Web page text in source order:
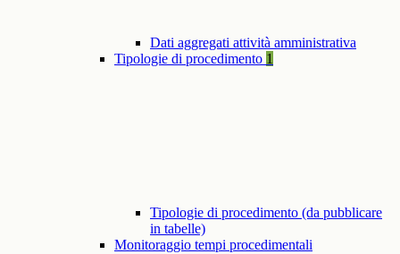
Dati aggregati attività amministrativa
Tipologie di procedimento 1
Tipologie di procedimento (da pubblicare
in tabelle)
Monitoraggio tempi procedimentali